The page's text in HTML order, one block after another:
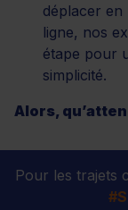
déplacer
ligne, nos
étape pour
simplicité.
Alors,
Pour les trajets